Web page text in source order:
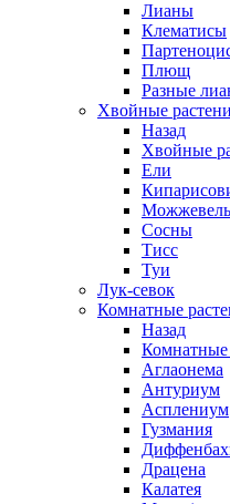
Лианы
Клематисы
Плющ
Разные
Хвойные
Назад
Хвойные
Ели
Сосны
Тисс
Туи
Лук-севок
Комнатные
Назад
Комнатные
Аглаонема
Антуриум
Асплениум
Гузмания
Драцена
Калатея